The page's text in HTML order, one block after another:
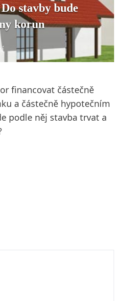
stavby bude
korun
financovat částečně
a částečně hypotečním
podle něj stavba trvat a